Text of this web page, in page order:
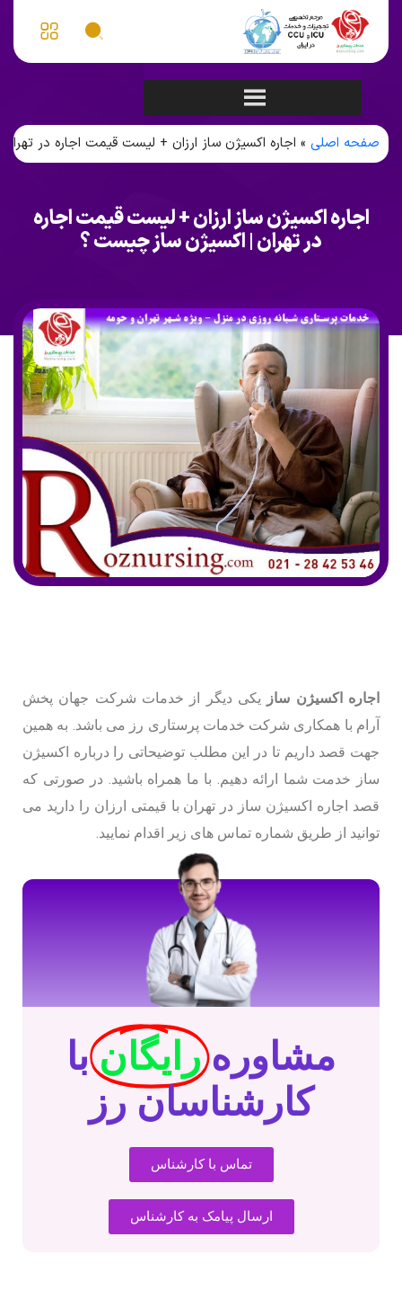
صفحه اصلی » اجاره اکسیژن ساز ارزان + لیست قیمت اجاره در
اجاره اکسیژن ساز ارزان + لیست قیمت اجاره
در تهران | اکسیژن ساز چیست ؟
اجاره اکسیژن ساز
یکی دیگر از خدمات شرکت جهان پخش
آرام با همکاری شرکت خدمات پرستاری رز می باشد. به همین
جهت قصد داریم تا در این مطلب توضیحاتی را درباره اکسیژن
ساز خدمت شما ارائه دهیم. با ما همراه باشید. در صورتی که
قصد اجاره اکسیژن ساز در تهران با قیمتی ارزان را دارید می
توانید از طریق شماره تماس های زیر اقدام نمایید.
مشاوره رایگان با
کارشناسان رز
تماس با کارشناس
ارسال پیامک به کارشناس